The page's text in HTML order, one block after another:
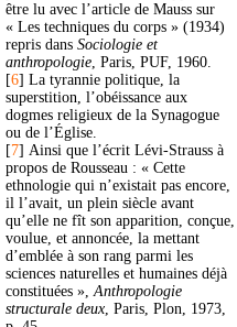
être lu avec l’article de Mauss sur
« Les techniques du corps » (1934)
repris dans Sociologie et
anthropologie , Paris, PUF, 1960.
[6] La tyrannie politique, la
superstition, l’obéissance aux
dogmes religieux de la Synagogue
ou de l’Église.
[7] Ainsi que l’écrit Lévi-Strauss à
propos de Rousseau : « Cette
ethnologie qui n’existait pas encore,
il l’avait, un plein siècle avant
qu’elle ne fît son apparition, conçue,
voulue, et annoncée, la mettant
d’emblée à son rang parmi les
sciences naturelles et humaines déjà
constituées », Anthropologie
structurale deux , Paris, Plon, 1973,